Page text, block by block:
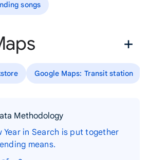
songs
Google Maps: Transit station
Methodology
Year in Search is put together
means.